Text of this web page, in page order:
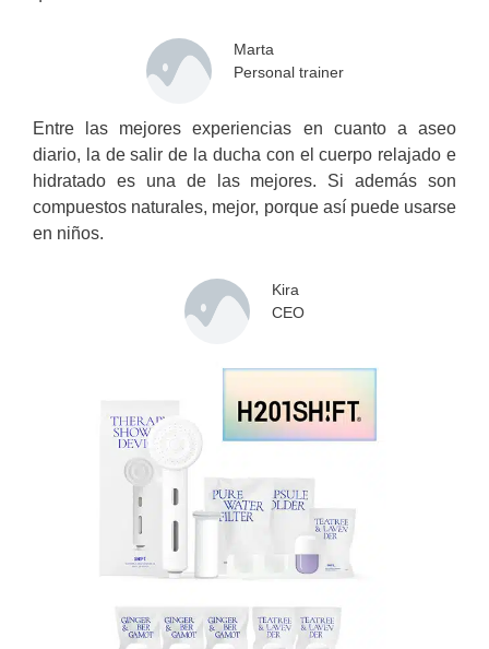
Marta
Personal trainer
Entre las mejores experiencias en cuanto a aseo
diario, la de salir de la ducha con el cuerpo relajado e
hidratado es una de las mejores. Si además son
compuestos naturales, mejor, porque así puede usarse
en niños.
Kira
CEO